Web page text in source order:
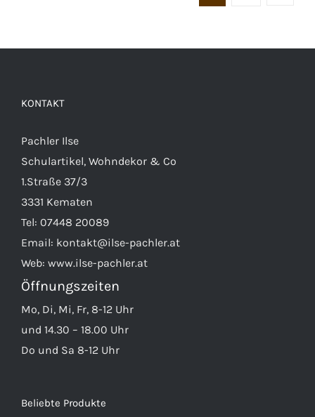
KONTAKT
Pachler Ilse
Schulartikel, Wohndekor & Co
1.Straße 37/3
3331 Kematen
Tel: 07448 20089
Email: kontakt@ilse-pachler.at
Web: www.ilse-pachler.at
Öffnungszeiten
Mo, Di, Mi, Fr, 8-12 Uhr
und 14.30 – 18.00 Uhr
Do und Sa 8-12 Uhr
Beliebte Produkte